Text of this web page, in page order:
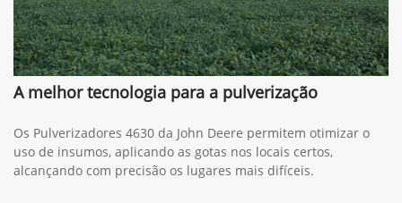
A melhor tecnologia para a pulverização
Os Pulverizadores 4630 da John Deere permitem otimizar o
uso de insumos, aplicando as gotas nos locais certos,
alcançando com precisão os lugares mais difíceis.